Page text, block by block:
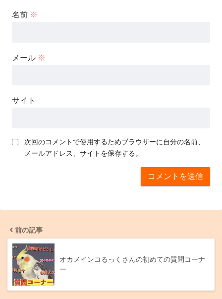
名前 ※
メール ※
サイト
次回のコメントで使用するためブラウザーに自分の名前、
メールアドレス、サイトを保存する。
前の記事
オカメインコるっくさんの初めての質問コーナ
ー